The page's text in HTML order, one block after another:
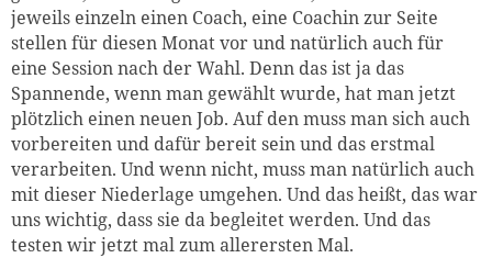
jeweils einzeln einen Coach, eine Coachin zur Seite
stellen für diesen Monat vor und natürlich auch für
eine Session nach der Wahl. Denn das ist ja das
Spannende, wenn man gewählt wurde, hat man jetzt
plötzlich einen neuen Job. Auf den muss man sich auch
vorbereiten und dafür bereit sein und das erstmal
verarbeiten. Und wenn nicht, muss man natürlich auch
mit dieser Niederlage umgehen. Und das heißt, das war
uns wichtig, dass sie da begleitet werden. Und das
testen wir jetzt mal zum allerersten Mal.